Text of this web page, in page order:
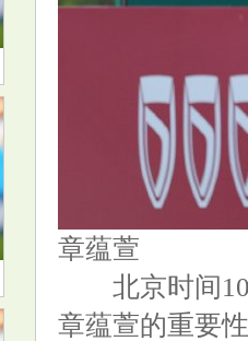
章蕴萱
北京时间10
章蕴萱的重要